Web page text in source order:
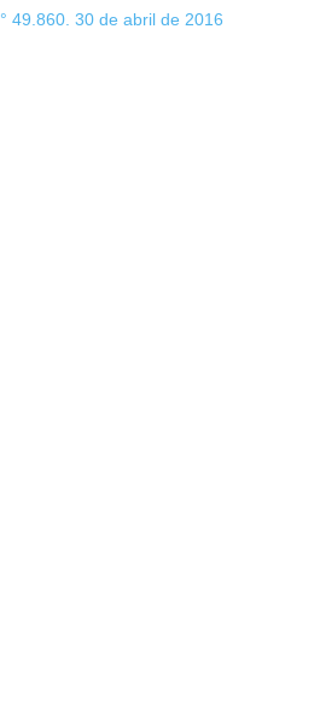
49.860. 30 de abril de 2016